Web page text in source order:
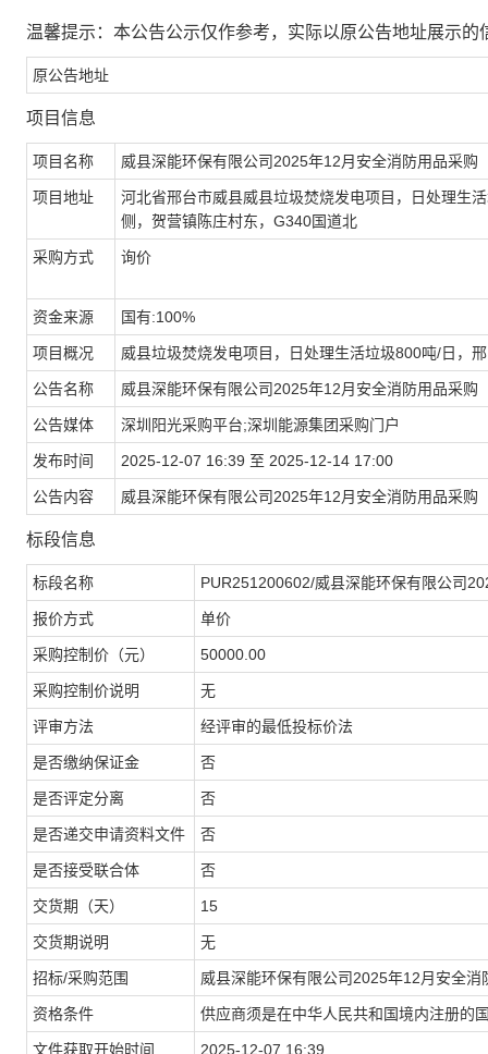
温馨提示：本公告公示仅作参考，实际以原公告地址展示的
原公告地址
项目信息
项目名称 威县深能环保有限公司2025年12月安全消防用品采购
项目地址
河北省邢台市威县威县垃圾焚烧发电项目，日处理生
侧，贺营镇陈庄村东，G340国道北
采购方式 询价
资金来源 国有:100%
项目概况 威县垃圾焚烧发电项目，日处理生活垃圾800吨/日，
公告名称 威县深能环保有限公司2025年12月安全消防用品采购
公告媒体 深圳阳光采购平台;深圳能源集团采购门户
发布时间 2025-12-07 16:39 至 2025-12-14 17:00
公告内容 威县深能环保有限公司2025年12月安全消防用品采购
标段信息
标段名称 PUR251200602/威县深能环保有限公司
报价方式 单价
采购控制价（元） 50000.00
采购控制价说明 无
评审方法 经评审的最低投标价法
是否缴纳保证金 否
是否评定分离 否
是否递交申请资料文件 否
是否接受联合体 否
交货期（天） 15
交货期说明 无
招标/采购范围 威县深能环保有限公司2025年12月安全消
资格条件 供应商须是在中华人民共和国境内注册的
文件获取开始时间 2025-12-07 16:39